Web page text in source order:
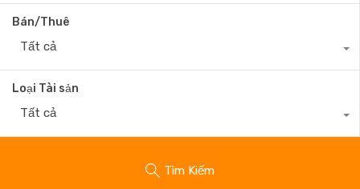
Bán/Thuê
Tất cả
Loại Tài sản
Tất cả
Tìm Kiếm